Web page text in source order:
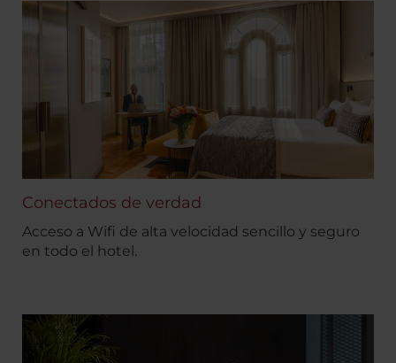
Conectados de verdad
Acceso a Wifi de alta velocidad sencillo y seguro
en todo el hotel.